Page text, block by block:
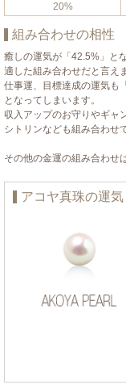
20%
組み合わせの相性
癒しの運気が「42.5%」と
適した組み合わせだと言え
仕事運、目標達成の運気も
となってしまいます。
収入アップのお守りやギャ
シトリンなども組み合わせ
その他の金運の組み合わせ
アコヤ真珠の運気